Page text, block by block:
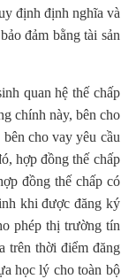
định định nghĩa và
đảm bằng tài sản
quan hệ thế chấp
chính này, bên cho
cho vay yêu cầu
hợp đồng thế chấp
đồng thế chấp có
khi được đăng ký
phép thị trường tín
trên thời điểm đăng
học lý cho toàn bộ